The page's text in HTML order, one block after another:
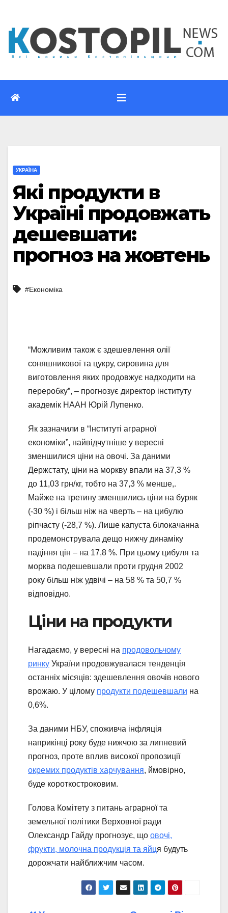
вмісту
УКРАЇНА
Які продукти в
Україні продовжать
дешевшати:
прогноз на жовтень
#Економіка
“Можливим також є здешевлення олії
соняшникової та цукру, сировина для
виготовлення яких продовжує надходити на
переробку”, – прогнозує директор інституту
академік НААН Юрій Лупенко.
Як зазначили в “Інституті аграрної
економіки”, найвідчутніше у вересні
зменшилися ціни на овочі. За даними
Держстату, ціни на моркву впали на 37,3 %
до 11,03 грн/кг, тобто на 37,3 % менше,.
Майже на третину зменшились ціни на буряк
(-30 %) і більш ніж на чверть – на цибулю
ріпчасту (-28,7 %). Лише капуста білокачанна
продемонструвала дещо нижчу динаміку
падіння цін – на 17,8 %. При цьому цибуля та
морква подешевшали проти грудня 2002
року більш ніж удвічі – на 58 % та 50,7 %
відповідно.
Ціни на продукти
Нагадаємо, у вересні на продовольчому
ринку України продовжувалася тенденція
останніх місяців: здешевлення овочів нового
врожаю. У цілому продукти подешевшали на
0,6%.
За даними НБУ, споживча інфляція
наприкінці року буде нижчою за липневий
прогноз, проте вплив високої пропозиції
окремих продуктів харчування, ймовірно,
буде короткостроковим.
Голова Комітету з питань аграрної та
земельної політики Верховної ради
Олександр Гайду прогнозує, що овочі,
фрукти, молочна продукція та яйця будуть
дорожчати найближчим часом.